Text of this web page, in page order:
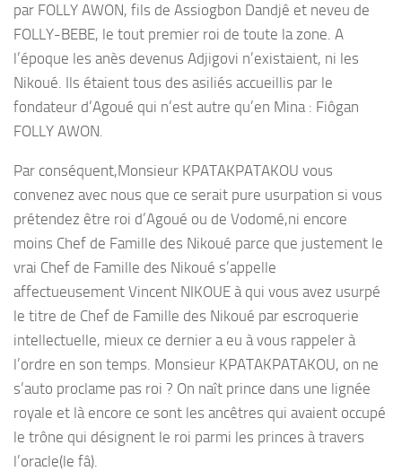
par FOLLY AWON, fils de Assiogbon Dandjê et neveu de
FOLLY-BEBE, le tout premier roi de toute la zone. A
l’époque les anès devenus Adjigovi n’existaient, ni les
Nikoué. Ils étaient tous des asiliés accueillis par le
fondateur d’Agoué qui n’est autre qu’en Mina : Fiôgan
FOLLY AWON.
Par conséquent,Monsieur KPATAKPATAKOU vous
convenez avec nous que ce serait pure usurpation si vous
prétendez être roi d’Agoué ou de Vodomé,ni encore
moins Chef de Famille des Nikoué parce que justement le
vrai Chef de Famille des Nikoué s’appelle
affectueusement Vincent NIKOUE à qui vous avez usurpé
le titre de Chef de Famille des Nikoué par escroquerie
intellectuelle, mieux ce dernier a eu à vous rappeler à
l’ordre en son temps. Monsieur KPATAKPATAKOU, on ne
s’auto proclame pas roi ? On naît prince dans une lignée
royale et là encore ce sont les ancêtres qui avaient occupé
le trône qui désignent le roi parmi les princes à travers
l’oracle(le fâ).